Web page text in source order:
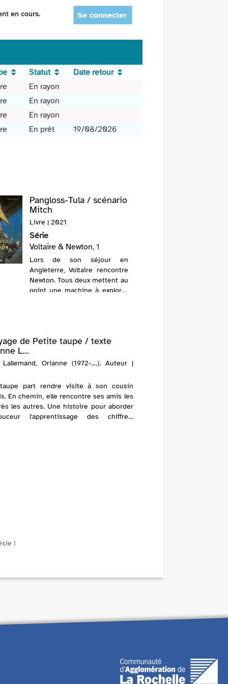
en cours. Se connecter
Statut
Date retour
En rayon
En rayon
En rayon
En prêt 19/08/2026
Pangloss-Tula / scénario
Mitch
Livre | 2021
Série
Voltaire & Newton, 1
Lors de son séjour en
Angleterre, Voltaire rencontre
Newton. Tous deux mettent au
point une machine à explorer
de Petite taupe / texte
L...
Orianne (1972-....). Auteur |
part rendre visite à son cousin
En chemin, elle rencontre ses amis les
les autres. Une histoire pour aborder
l'apprentissage des chiffres.
!